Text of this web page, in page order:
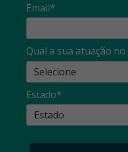
Email*
Qual a sua atuação
Estado*